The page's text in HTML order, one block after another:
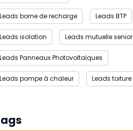
Leads borne de recharge Leads BTP
Leads isolation Leads mutuelle senior
Leads Panneaux Photovoltaïques
Leads pompe à chaleur Leads toiture